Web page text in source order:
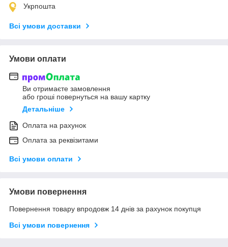
Укрпошта
Всі умови доставки
Умови оплати
Ви отримаєте замовлення
або гроші повернуться на вашу картку
Детальніше
Оплата на рахунок
Оплата за реквізитами
Всі умови оплати
Умови повернення
Повернення товару впродовж 14 днів за рахунок покупця
Всі умови повернення